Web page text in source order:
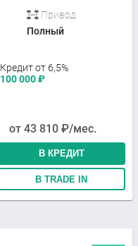
Привод
Полный
Кредит от 6,5%
100 000₽
от 43 810 ₽/мес.
В КРЕДИТ
В TRADE IN